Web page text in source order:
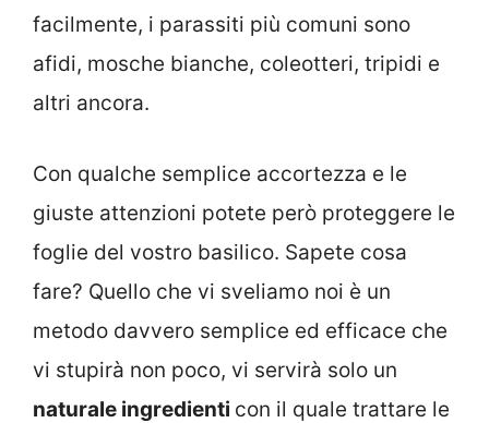
facilmente, i parassiti più comuni sono
afidi, mosche bianche, coleotteri, tripidi e
altri ancora.
Con qualche semplice accortezza e le
giuste attenzioni potete però proteggere le
foglie del vostro basilico. Sapete cosa
fare? Quello che vi sveliamo noi è un
metodo davvero semplice ed efficace che
vi stupirà non poco, vi servirà solo un
naturale ingredienti con il quale trattare le